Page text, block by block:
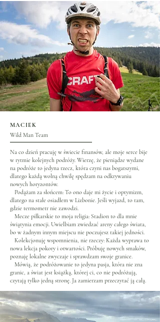
MACIEK
Wild Man Team
Na co dzień pracuję w świecie finansów, ale moje serce bije
w rytmie kolejnych podróży. Wierzę, że pieniądze wydane
na podróże to jedyna rzecz, która czyni nas bogatszymi,
dlatego każdą wolną chwilę spędzam na odkrywaniu
nowych horyzontów.
Podążam za słońcem: To ono daje mi życie i optymizm,
dlatego na stałe osiadłem w Lizbonie. Jeśli wyjazd, to tam,
gdzie termometr nie zawodzi.
Mecze piłkarskie to moja religia: Stadion to dla mnie
świątynia emocji. Uwielbiam zwiedzać areny całego świata,
bo w żadnym innym miejscu nie poczujesz takiej jedności.
Kolekcjonuję wspomnienia, nie rzeczy: Każda wyprawa to
nowa lekcja pokory i otwartości. Próbuję nowych smaków,
poznaję lokalne zwyczaje i sprawdzam swoje granice.
Mówią, że podróżowanie to jedyna pasja, która nie zna
granic, a świat jest książką, której ci, co nie podróżują,
czytają tylko jedną stronę. Ja zamierzam przeczytać ją całą.